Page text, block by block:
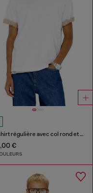
T-shirt régulière avec col rond et Oval D
€